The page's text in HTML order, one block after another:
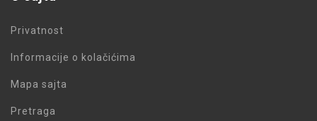
Privatnost
Informacije o kolačićima
Mapa sajta
Pretraga